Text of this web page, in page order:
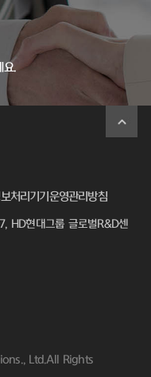
요.
처리기기운영관리방침
HD현대그룹 글로벌R&D센
Ltd.All Rights